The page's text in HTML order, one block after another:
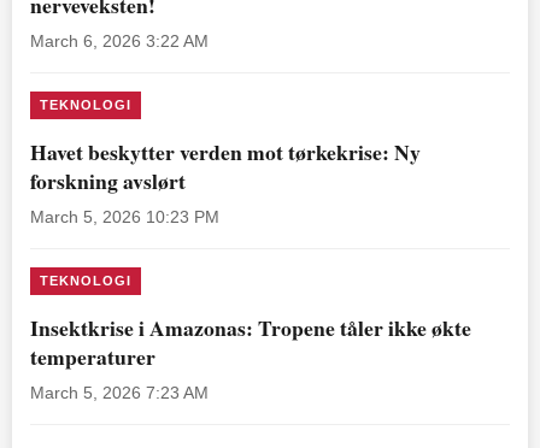
March 6, 2026 3:22 AM
TEKNOLOGI
Havet beskytter verden mot tørkekrise: Ny
forskning avslørt
March 5, 2026 10:23 PM
TEKNOLOGI
Insektkrise i Amazonas: Tropene tåler ikke økte
temperaturer
March 5, 2026 7:23 AM